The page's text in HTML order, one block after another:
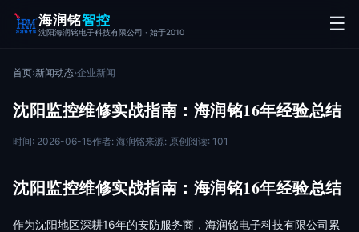
海润铭智控
沈阳海润铭电子科技有限公司 · 始于2010 ☰
首页›新闻动态›企业新闻
沈阳监控维修实战指南：海润铭16年经验总结
时间: 2026-06-15作者: 海润铭来源: 原创阅读: 101
沈阳监控维修实战指南：海润铭16年经验总结
作为沈阳地区深耕16年的安防服务商，海润铭电子科技有限公司累